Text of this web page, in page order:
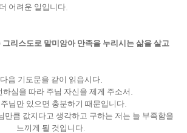
어려운 일입니다
그리스도로 말미암아 만족을 누리시는 삶을 살고
다음 기도문을 같이 읽읍시다.
하심을 따라 주님 자신을 제게 주소서
님만 있으면 충분하기 때문입니다
만큼 값지다고 생각하고 구하는 저는 늘 부족함을
느끼게 될 것입니다